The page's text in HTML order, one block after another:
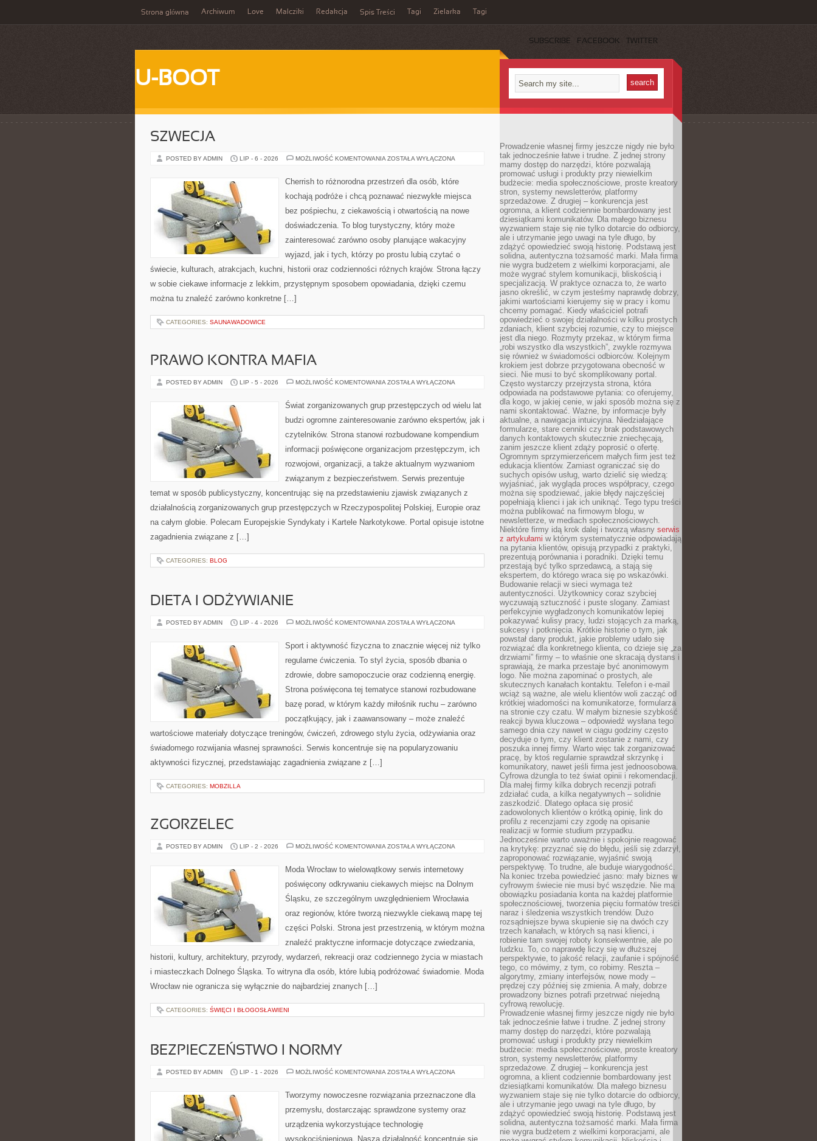
Strona główna Archiwum Love Malcziki Redakcja Spis Treści Tagi Zielarka Tagi
SUBSCRIBE FACEBOOK TWITTER
U-BOOT
SZWECJA
POSTED BY ADMIN LIP - 6 - 2026 MOŻLIWOŚĆ KOMENTOWANIA SZWECJA
ZOSTAŁA WYŁĄCZONA
Cherrish to różnorodna przestrzeń dla osób, które
kochają podróże i chcą poznawać niezwykłe miejsca
bez pośpiechu, z ciekawością i otwartością na nowe
doświadczenia. To blog turystyczny, który może
zainteresować zarówno osoby planujące wakacyjny
wyjazd, jak i tych, którzy po prostu lubią czytać o
świecie, kulturach, atrakcjach, kuchni, historii oraz codzienności różnych krajów. Strona łączy
w sobie ciekawe informacje z lekkim, przystępnym sposobem opowiadania, dzięki czemu
można tu znaleźć zarówno konkretne […]
CATEGORIES: SAUNAWADOWICE
PRAWO KONTRA MAFIA
POSTED BY ADMIN LIP - 5 - 2026 MOŻLIWOŚĆ KOMENTOWANIA PRAWO
ZOSTAŁA WYŁĄCZONA
Świat zorganizowanych grup przestępczych od wielu lat
budzi ogromne zainteresowanie zarówno ekspertów, jak i
czytelników. Strona stanowi rozbudowane kompendium
informacji poświęcone organizacjom przestępczym, ich
rozwojowi, organizacji, a także aktualnym wyzwaniom
związanym z bezpieczeństwem. Serwis prezentuje
temat w sposób publicystyczny, koncentrując się na przedstawieniu zjawisk związanych z
działalnością zorganizowanych grup przestępczych w Rzeczypospolitej Polskiej, Europie oraz
na całym globie. Polecam Europejskie Syndykaty i Kartele Narkotykowe. Portal opisuje istotne
zagadnienia związane z […]
CATEGORIES: BLOG
DIETA I ODŻYWIANIE
POSTED BY ADMIN LIP - 4 - 2026 MOŻLIWOŚĆ KOMENTOWANIA DIETA
ZOSTAŁA WYŁĄCZONA
Sport i aktywność fizyczna to znacznie więcej niż tylko
regularne ćwiczenia. To styl życia, sposób dbania o
zdrowie, dobre samopoczucie oraz codzienną energię.
Strona poświęcona tej tematyce stanowi rozbudowane
bazę porad, w którym każdy miłośnik ruchu – zarówno
początkujący, jak i zaawansowany – może znaleźć
wartościowe materiały dotyczące treningów, ćwiczeń, zdrowego stylu życia, odżywiania oraz
świadomego rozwijania własnej sprawności. Serwis koncentruje się na popularyzowaniu
aktywności fizycznej, przedstawiając zagadnienia związane z […]
CATEGORIES: MOBZILLA
ZGORZELEC
POSTED BY ADMIN LIP - 2 - 2026 MOŻLIWOŚĆ KOMENTOWANIA ZGORZELEC
ZOSTAŁA WYŁĄCZONA
Moda Wrocław to wielowątkowy serwis internetowy
poświęcony odkrywaniu ciekawych miejsc na Dolnym
Śląsku, ze szczególnym uwzględnieniem Wrocławia
oraz regionów, które tworzą niezwykle ciekawą mapę tej
części Polski. Strona jest przestrzenią, w którym można
znaleźć praktyczne informacje dotyczące zwiedzania,
historii, kultury, architektury, przyrody, wydarzeń, rekreacji oraz codziennego życia w miastach
i miasteczkach Dolnego Śląska. To witryna dla osób, które lubią podróżować świadomie. Moda
Wrocław nie ogranicza się wyłącznie do najbardziej znanych […]
CATEGORIES: ŚWIĘCI I BŁOGOSŁAWIENI
BEZPIECZEŃSTWO I NORMY
POSTED BY ADMIN LIP - 1 - 2026 MOŻLIWOŚĆ KOMENTOWANIA BEZPIECZEŃSTWO
ZOSTAŁA WYŁĄCZONA
Tworzymy nowoczesne rozwiązania przeznaczone dla
przemysłu, dostarczając sprawdzone systemy oraz
urządzenia wykorzystujące technologię
wysokociśnieniową. Nasza działalność koncentruje się
Prowadzenie własnej firmy jeszcze nigdy nie było
tak jednocześnie łatwe i trudne. Z jednej strony
mamy dostęp do narzędzi, które pozwalają
promować usługi i produkty przy niewielkim
budżecie: media społecznościowe, proste kreatory
stron, systemy newsletterów, platformy
sprzedażowe. Z drugiej – konkurencja jest
ogromna, a klient codziennie bombardowany jest
dziesiątkami komunikatów. Dla małego biznesu
wyzwaniem staje się nie tylko dotarcie do odbiorcy,
ale i utrzymanie jego uwagi na tyle długo, by
zdążyć opowiedzieć swoją historię. Podstawą jest
solidna, autentyczna tożsamość marki. Mała firma
nie wygra budżetem z wielkimi korporacjami, ale
może wygrać stylem komunikacji, bliskością i
specjalizacją. W praktyce oznacza to, że warto
jasno określić, w czym jesteśmy naprawdę dobrzy,
jakimi wartościami kierujemy się w pracy i komu
chcemy pomagać. Kiedy właściciel potrafi
opowiedzieć o swojej działalności w kilku prostych
zdaniach, klient szybciej rozumie, czy to miejsce
jest dla niego. Rozmyty przekaz, w którym firma
„robi wszystko dla wszystkich”, zwykle rozmywa
się również w świadomości odbiorców. Kolejnym
krokiem jest dobrze przygotowana obecność w
sieci. Nie musi to być skomplikowany portal.
Często wystarczy przejrzysta strona, która
odpowiada na podstawowe pytania: co oferujemy,
dla kogo, w jakiej cenie, w jaki sposób można się z
nami skontaktować. Ważne, by informacje były
aktualne, a nawigacja intuicyjna. Niedziałające
formularze, stare cenniki czy brak podstawowych
danych kontaktowych skutecznie zniechęcają,
zanim jeszcze klient zdąży poprosić o ofertę.
Ogromnym sprzymierzeńcem małych firm jest też
edukacja klientów. Zamiast ograniczać się do
suchych opisów usług, warto dzielić się wiedzą:
wyjaśniać, jak wygląda proces współpracy, czego
można się spodziewać, jakie błędy najczęściej
popełniają klienci i jak ich uniknąć. Tego typu treści
można publikować na firmowym blogu, w
newsletterze, w mediach społecznościowych.
Niektóre firmy idą krok dalej i tworzą własny serwis
z artykułami w którym systematycznie odpowiadają
na pytania klientów, opisują przypadki z praktyki,
prezentują porównania i poradniki. Dzięki temu
przestają być tylko sprzedawcą, a stają się
ekspertem, do którego wraca się po wskazówki.
Budowanie relacji w sieci wymaga też
autentyczności. Użytkownicy coraz szybciej
wyczuwają sztuczność i puste slogany. Zamiast
perfekcyjnie wygładzonych komunikatów lepiej
pokazywać kulisy pracy, ludzi stojących za marką,
sukcesy i potknięcia. Krótkie historie o tym, jak
powstał dany produkt, jakie problemy udało się
rozwiązać dla konkretnego klienta, co dzieje się „za
drzwiami” firmy – to właśnie one skracają dystans i
sprawiają, że marka przestaje być anonimowym
logo. Nie można zapominać o prostych, ale
skutecznych kanałach kontaktu. Telefon i e-mail
wciąż są ważne, ale wielu klientów woli zacząć od
krótkiej wiadomości na komunikatorze, formularza
na stronie czy czatu. W małym biznesie szybkość
reakcji bywa kluczowa – odpowiedź wysłana tego
samego dnia czy nawet w ciągu godziny często
decyduje o tym, czy klient zostanie z nami, czy
poszuka innej firmy. Warto więc tak zorganizować
pracę, by ktoś regularnie sprawdzał skrzynkę i
komunikatory, nawet jeśli firma jest jednoosobowa.
Cyfrowa dżungla to też świat opinii i rekomendacji.
Dla małej firmy kilka dobrych recenzji potrafi
zdziałać cuda, a kilka negatywnych – solidnie
zaszkodzić. Dlatego opłaca się prosić
zadowolonych klientów o krótką opinię, link do
profilu z recenzjami czy zgodę na opisanie
realizacji w formie studium przypadku.
Jednocześnie warto uważnie i spokojnie reagować
na krytykę: przyznać się do błędu, jeśli się zdarzył,
zaproponować rozwiązanie, wyjaśnić swoją
perspektywę. To trudne, ale buduje wiarygodność.
Na koniec trzeba powiedzieć jasno: mały biznes w
cyfrowym świecie nie musi być wszędzie. Nie ma
obowiązku posiadania konta na każdej platformie
społecznościowej, tworzenia pięciu formatów treści
naraz i śledzenia wszystkich trendów. Dużo
rozsądniejsze bywa skupienie się na dwóch czy
trzech kanałach, w których są nasi klienci, i
robienie tam swojej roboty konsekwentnie, ale po
ludzku. To, co naprawdę liczy się w dłuższej
perspektywie, to jakość relacji, zaufanie i spójność
tego, co mówimy, z tym, co robimy. Reszta –
algorytmy, zmiany interfejsów, nowe mody –
prędzej czy później się zmienia. A mały, dobrze
prowadzony biznes potrafi przetrwać niejedną
cyfrową rewolucję.
Prowadzenie własnej firmy jeszcze nigdy nie było
tak jednocześnie łatwe i trudne. Z jednej strony
mamy dostęp do narzędzi, które pozwalają
promować usługi i produkty przy niewielkim
budżecie: media społecznościowe, proste kreatory
stron, systemy newsletterów, platformy
sprzedażowe. Z drugiej – konkurencja jest
ogromna, a klient codziennie bombardowany jest
dziesiątkami komunikatów. Dla małego biznesu
wyzwaniem staje się nie tylko dotarcie do odbiorcy,
ale i utrzymanie jego uwagi na tyle długo, by
zdążyć opowiedzieć swoją historię. Podstawą jest
solidna, autentyczna tożsamość marki. Mała firma
nie wygra budżetem z wielkimi korporacjami, ale